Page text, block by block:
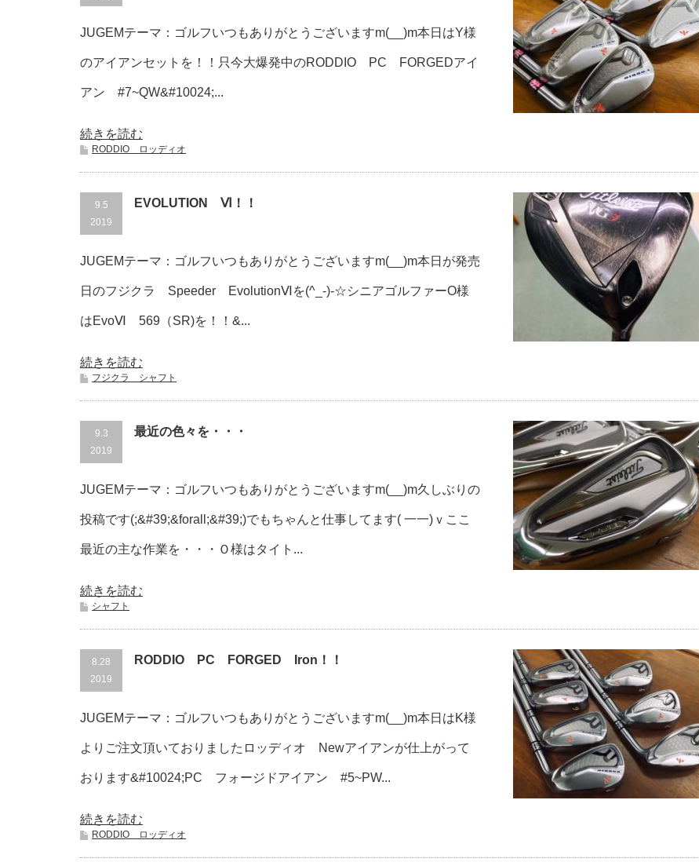
JUGEMテーマ：ゴルフいつもありがとうございますm(__)m本日はY様
のアイアンセットを！！只今大爆発中のRODDIO PC FORGEDアイ
アン #7~QW&#10024;...
続きを読む
RODDIO ロッディオ
9.5
2019
EVOLUTION Ⅵ！！
JUGEMテーマ：ゴルフいつもありがとうございますm(__)m本日が発売
日のフジクラ Speeder EvolutionⅥを(^_-)-☆シニアゴルファーO様
はEvoⅥ 569（SR)を！！&...
続きを読む
フジクラ シャフト
9.3
2019
最近の色々を・・・
JUGEMテーマ：ゴルフいつもありがとうございますm(__)m久しぶりの
投稿です(;&#39;&forall;&#39;)でもちゃんと仕事してます( 一一)ｖここ
最近の主な作業を・・・Ｏ様はタイト...
続きを読む
シャフト
8.28
2019
RODDIO PC FORGED Iron！！
JUGEMテーマ：ゴルフいつもありがとうございますm(__)m本日はK様
よりご注文頂いておりましたロッディオ Newアイアンが仕上がって
おります&#10024;PC フォージドアイアン #5~PW...
続きを読む
RODDIO ロッディオ